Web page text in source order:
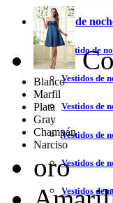
Vestidos de
Vestido de
Vestidos de
Vestidos de
Vestidos de
Vestidos de
Vestidos de
Blanco
Marfil
Plata
Gray
Champán
Narciso
oro